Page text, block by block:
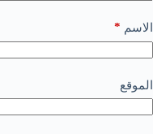
الاسم *
الموقع